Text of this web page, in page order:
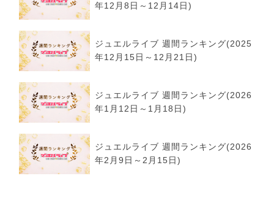
年12月8日～12月14日)
ジュエルライブ 週間ランキング(2025
年12月15日～12月21日)
ジュエルライブ 週間ランキング(2026
年1月12日～1月18日)
ジュエルライブ 週間ランキング(2026
年2月9日～2月15日)